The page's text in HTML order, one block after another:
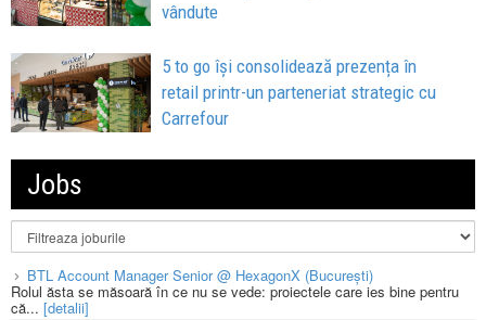
vândute
5 to go își consolidează prezența în
retail printr-un parteneriat strategic cu
Carrefour
Jobs
BTL Account Manager Senior @ HexagonX (București)
Rolul ăsta se măsoară în ce nu se vede: proiectele care ies bine pentru
că... [detalii]